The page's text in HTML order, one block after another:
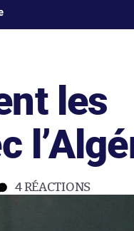
les
4RÉACTIONS